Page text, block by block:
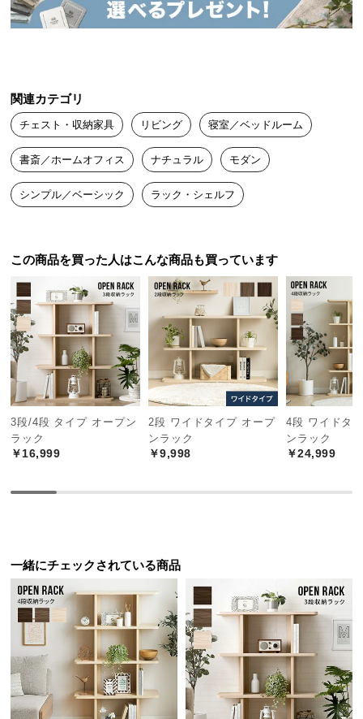
送
料
て
大
型
商
品
送
つ
い
て
中
型
商
品
の
て
小
型
商
の
配
送
スリムサイズで空間にフィット
スリムな奥行きでちょっとしたスペースにもすっき
り置けるサイズ感。A4の書類も収納できる十分な高
さがあります。
関連カテゴリ
チェスト・収納家具 リビング 寝室／ベッドルーム
書斎／ホームオフィス ナチュラル モダン
シンプル／ベーシック ラック・シェルフ
この商品を買った人はこんな商品も買っています
3段/4段 タイプ オープン
ラック
￥16,999
2段 ワイドタイプ オープ
ンラック
￥9,998
4段 ワイドタ
ンラック
￥24,999
一緒にチェックされている商品